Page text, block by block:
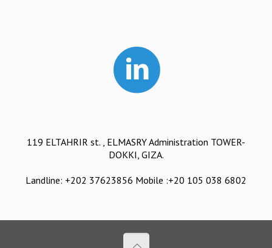
119 ELTAHRIR st. , ELMASRY Administration TOWER-
DOKKI, GIZA.
Landline: +202 37623856 Mobile :+20 105 038 6802